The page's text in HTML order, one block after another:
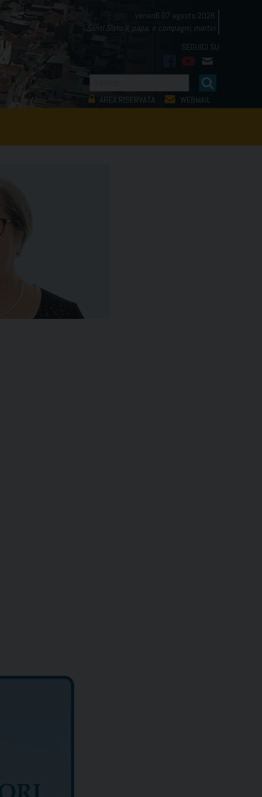
venerdì 07 agosto 2026
Santi Sisto II, papa, e compagni, martiri
facebook
youtube
mail
AREA RISERVATA WEBMAIL